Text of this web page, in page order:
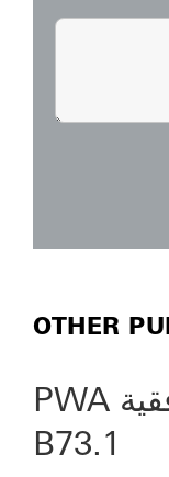
OTHER
مضخة معالجة أفقية PWA
B73.1